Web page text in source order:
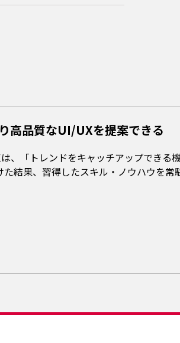
高品質なUI/UXを提案できる
、「トレンドをキャッチアップできる
結果、習得したスキル・ノウハウを